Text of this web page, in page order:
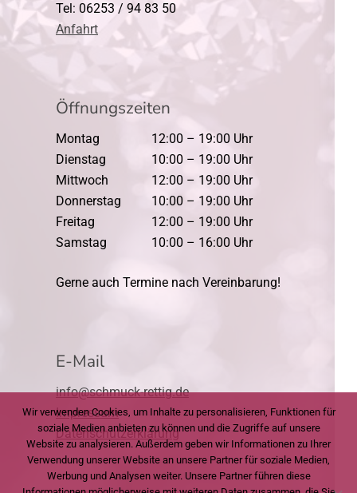
Tel: 06253 / 94 83 50
Anfahrt
Öffnungszeiten
Montag
12:00 – 19:00 Uhr
Dienstag
10:00 – 19:00 Uhr
Mittwoch
12:00 – 19:00 Uhr
Donnerstag
10:00 – 19:00 Uhr
Freitag
12:00 – 19:00 Uhr
Samstag
10:00 – 16:00 Uhr
Gerne auch Termine nach Vereinbarung!
E-Mail
info@schmuck-rettig.de
Impressum
Datenschutzerklärung
Wir verwenden Cookies, um Inhalte zu personalisieren, Funktionen für
soziale Medien anbieten zu können und die Zugriffe auf unsere
Website zu analysieren. Außerdem geben wir Informationen zu Ihrer
Verwendung unserer Website an unsere Partner für soziale Medien,
Werbung und Analysen weiter. Unsere Partner führen diese